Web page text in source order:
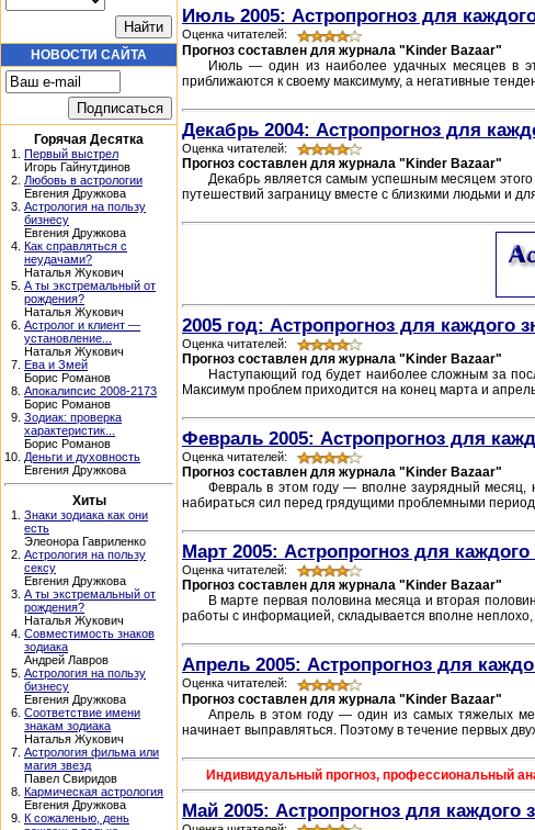
НОВОСТИ САЙТА
Горячая Десятка
1. Первый выстрел
Игорь Гайнутдинов
2. Любовь в астрологии
Евгения Дружкова
3. Астрология на пользу
бизнесу
Евгения Дружкова
4. Как справляться с
неудачами?
Наталья Жукович
5. А ты экстремальный от
рождения?
Наталья Жукович
6. Астролог и клиент —
установление...
Наталья Жукович
7. Ева и Змей
Борис Романов
8. Апокалипсис 2008-2173
Борис Романов
9. Зодиак: проверка
характеристик...
Борис Романов
10. Деньги и духовность
Евгения Дружкова
Хиты
1. Знаки зодиака как они
есть
Элеонора Гавриленко
2. Астрология на пользу
сексу
Евгения Дружкова
3. А ты экстремальный от
рождения?
Наталья Жукович
4. Совместимость знаков
зодиака
Андрей Лавров
5. Астрология на пользу
бизнесу
Евгения Дружкова
6. Соответствие имени
знакам зодиака
Наталья Жукович
7. Астрология фильма или
магия звезд
Павел Свиридов
8. Кармическая астрология
Евгения Дружкова
9. К сожаленью, день
Июль 2005: Астропрогноз для
Оценка читателей:
Прогноз составлен для журнала "Kinder Bazaar"
Июль — один из наиболее удачных месяцев в
приближаются к своему максимуму, а негативные
Декабрь 2004: Астропрогноз для
Оценка читателей:
Прогноз составлен для журнала "Kinder Bazaar"
Декабрь является самым успешным месяцем
путешествий заграницу вместе с близкими людьми и
2005 год: Астропрогноз для каждого
Оценка читателей:
Прогноз составлен для журнала "Kinder Bazaar"
Наступающий год будет наиболее сложным за
Максимум проблем приходится на конец марта и
Февраль 2005: Астропрогноз для
Оценка читателей:
Прогноз составлен для журнала "Kinder Bazaar"
Февраль в этом году — вполне заурядный месяц,
набираться сил перед грядущими проблемными
Март 2005: Астропрогноз для каждого
Оценка читателей:
Прогноз составлен для журнала "Kinder Bazaar"
В марте первая половина месяца и вторая
работы с информацией, складывается вполне неплохо,
Апрель 2005: Астропрогноз для
Оценка читателей:
Прогноз составлен для журнала "Kinder Bazaar"
Апрель в этом году — один из самых тяжелых
начинает выправляться. Поэтому в течение первых
Индивидуальный прогноз, профессиональный
Май 2005: Астропрогноз для каждого